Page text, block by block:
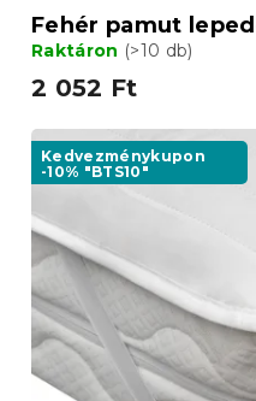
Fehér pamut
Raktáron (>10 db)
2 052 Ft
Kedvezménykupon
-10% "BTS10"